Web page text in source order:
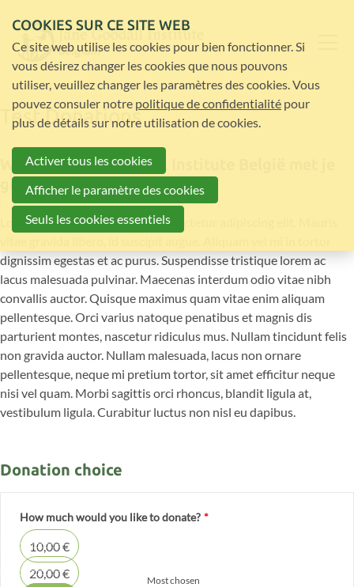
Test Donations
Wat doet Jane Goodall Institute België met je
gift?
Lorem ipsum dolor sit amet, consectetur adipiscing elit. Mauris
dignissim egestas et ac purus. Suspendisse tristique lorem ac
lacus malesuada pulvinar. Maecenas interdum odio vitae nibh
convallis auctor. Quisque maximus quam vitae enim aliquam
pellentesque. Orci varius natoque penatibus et magnis dis
parturient montes, nascetur ridiculus mus. Nullam tincidunt felis
non gravida auctor. Nullam malesuada, lacus non ornare
pellentesque, neque mi pretium tortor, sit amet efficitur neque
nisi vel quam. Morbi sagittis orci rhoncus, blandit ligula at,
vestibulum ligula. Curabitur luctus non nisl eu dapibus.
Donation choice
How much would you like to donate? *
10,00 €
20,00 €
Most chosen
COOKIES SUR CE SITE WEB
Ce site web utilise les cookies pour bien fonctionner. Si
vous désirez changer les cookies que nous pouvons
utiliser, veuillez changer les paramètres des cookies. Vous
pouvez consuler notre politique de confidentialité pour
plus de détails sur notre utilisation de cookies.
Activer tous les cookies
Afficher le paramètre des cookies
Seuls les cookies essentiels